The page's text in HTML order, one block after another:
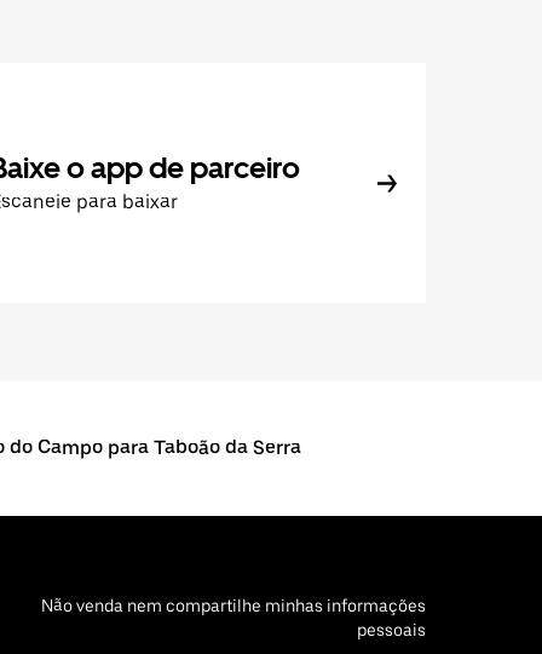
o app de parceiro
para baixar
do Campo para Taboão da Serra
Não venda nem compartilhe minhas informações
pessoais